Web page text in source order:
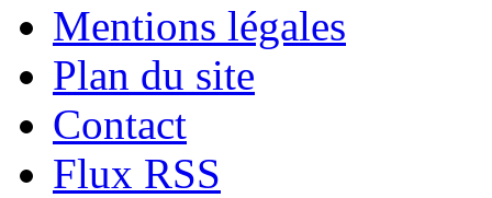
Mentions légales
Plan du site
Contact
Flux RSS